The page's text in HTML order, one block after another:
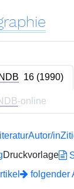
NDB 16 (1990)
-online
Autor/in
Druckvorlage
folgender